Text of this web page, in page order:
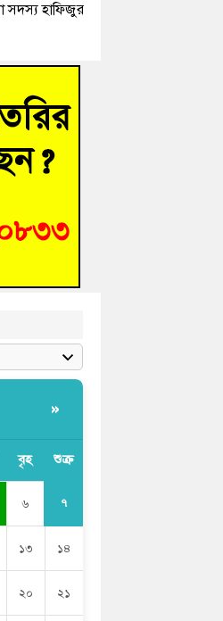
সদস্য হাফিজুর
ক্যান্টিনে
হুমকির
উপলক্ষে
»
বৃহ শুক্র
৬ ৭
১৩ ১৪
২০ ২১